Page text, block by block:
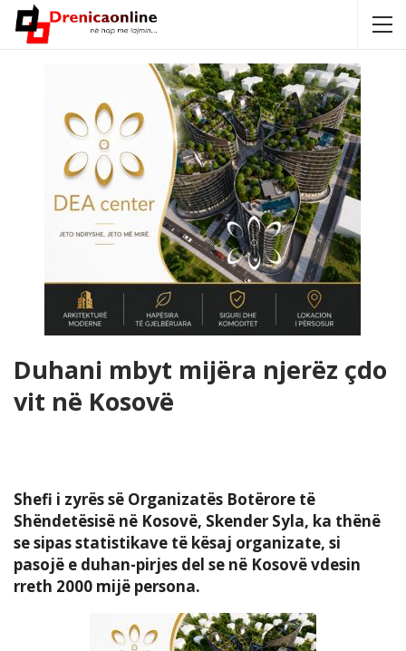
Duhani mbyt mijëra njerëz çdo
vit në Kosovë
Shefi i zyrës së Organizatës Botërore të
Shëndetësisë në Kosovë, Skender Syla, ka thënë
se sipas statistikave të kësaj organizate, si
pasojë e duhan-pirjes del se në Kosovë vdesin
rreth 2000 mijë persona.